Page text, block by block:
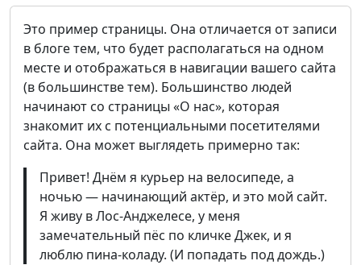
Это пример страницы. Она отличается от записи
в блоге тем, что будет располагаться на одном
месте и отображаться в навигации вашего сайта
(в большинстве тем). Большинство людей
начинают со страницы «О нас», которая
знакомит их с потенциальными посетителями
сайта. Она может выглядеть примерно так:
Привет! Днём я курьер на велосипеде, а
ночью — начинающий актёр, и это мой сайт.
Я живу в Лос-Анджелесе, у меня
замечательный пёс по кличке Джек, и я
люблю пина-коладу. (И попадать под дождь.)